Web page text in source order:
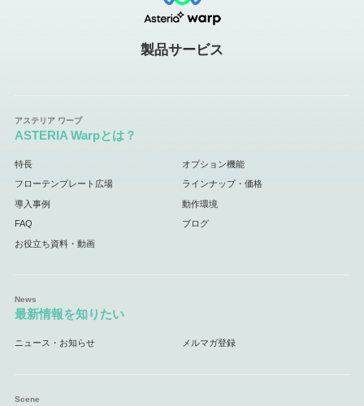
製品サービス
ASTERIA Warpとは？
特長 オプション機能
フローテンプレート広場 ラインナップ・価格
導入事例 動作環境
FAQ ブログ
お役立ち資料・動画
最新情報を知りたい
ニュース・お知らせ メルマガ登録